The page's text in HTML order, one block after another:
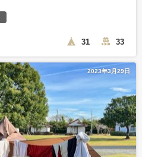
31 33
2023年3月29日